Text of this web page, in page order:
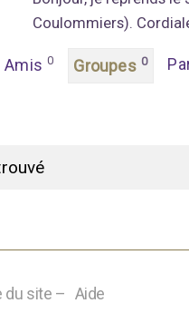
Coulommiers).
Amis 0 Groupes 0
du site – Aide